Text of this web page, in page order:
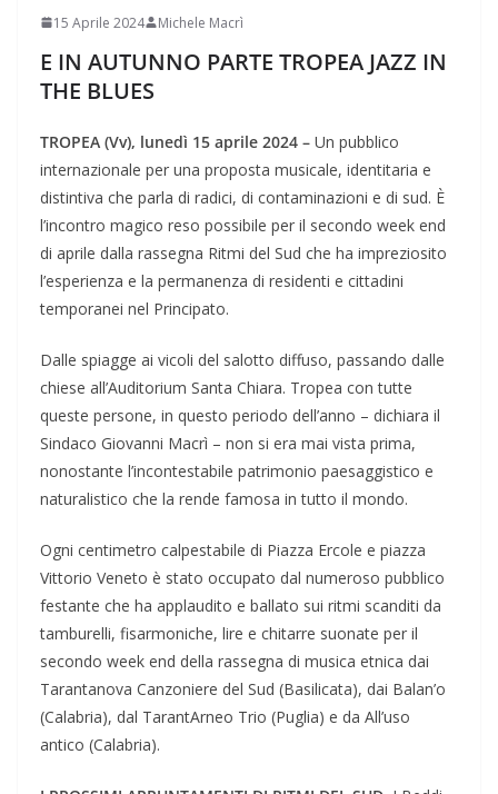
15 Aprile 2024 Michele Macrì
E IN AUTUNNO PARTE TROPEA JAZZ IN
THE BLUES
TROPEA (Vv), lunedì 15 aprile 2024 – Un pubblico
internazionale per una proposta musicale, identitaria e
distintiva che parla di radici, di contaminazioni e di sud. È
l’incontro magico reso possibile per il secondo week end
di aprile dalla rassegna Ritmi del Sud che ha impreziosito
l’esperienza e la permanenza di residenti e cittadini
temporanei nel Principato.
Dalle spiagge ai vicoli del salotto diffuso, passando dalle
chiese all’Auditorium Santa Chiara. Tropea con tutte
queste persone, in questo periodo dell’anno – dichiara il
Sindaco Giovanni Macrì – non si era mai vista prima,
nonostante l’incontestabile patrimonio paesaggistico e
naturalistico che la rende famosa in tutto il mondo.
Ogni centimetro calpestabile di Piazza Ercole e piazza
Vittorio Veneto è stato occupato dal numeroso pubblico
festante che ha applaudito e ballato sui ritmi scanditi da
tamburelli, fisarmoniche, lire e chitarre suonate per il
secondo week end della rassegna di musica etnica dai
Tarantanova Canzoniere del Sud (Basilicata), dai Balan’o
(Calabria), dal TarantArneo Trio (Puglia) e da All’uso
antico (Calabria).